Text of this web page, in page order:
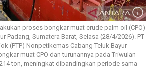
proses bongkar muat crude palm oil (CPO)
Padang, Sumatera Barat, Selasa (28/4/2026). PT
(PTP) Nonpetikemas Cabang Teluk Bayur
muat CPO dan turunannya pada Triwulan
ton, meningkat dibandingkan periode sama